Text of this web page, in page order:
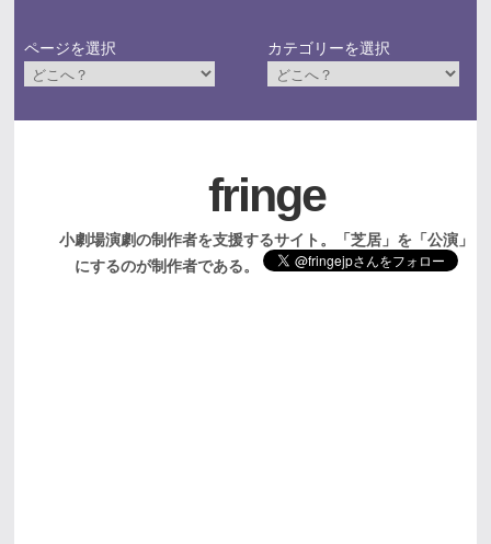
ページを選択 カテゴリーを選択
fringe
小劇場演劇の制作者を支援するサイト。「芝居」を「公演」
にするのが制作者である。